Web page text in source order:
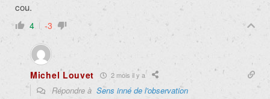
cou.
4 -3
Michel Louvet 2 mois il y a
Répondre à Sens inné de l'observation